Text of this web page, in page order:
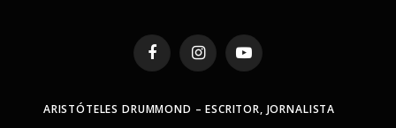
FacebookInstagramYouTube
ARISTÓTELES DRUMMOND – ESCRITOR, JORNALISTA